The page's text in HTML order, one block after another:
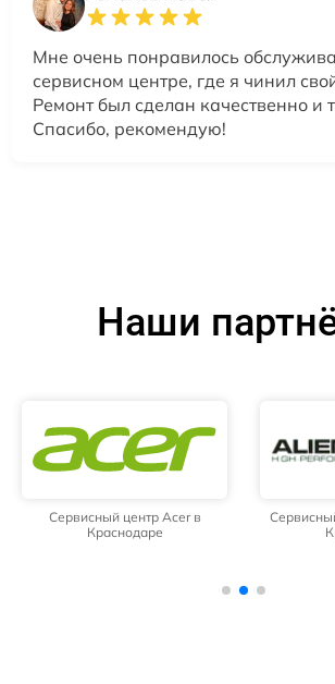
Мне очень понравилось
сервисном центре, где я чинил
Ремонт был сделан качественно и
Спасибо, рекомендую!
Наши
Сервисный центр Acer в
Краснодаре